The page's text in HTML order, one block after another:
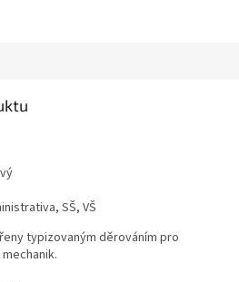
SŠ, VŠ
typizovaným děrováním pro